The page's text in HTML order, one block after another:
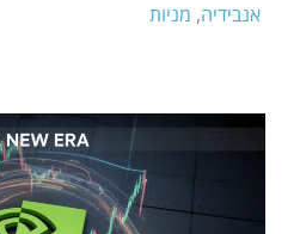
אנבידיה, מניות